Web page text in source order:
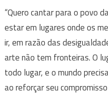
“Quero cantar para o povo
estar em lugares onde os
ir, em razão das
arte não tem fronteiras. O
todo lugar, e o mundo
ao reforçar seu